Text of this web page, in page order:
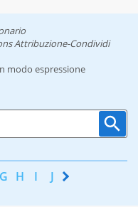
Attribuzione-Condividi
modo espressione
G H I J K